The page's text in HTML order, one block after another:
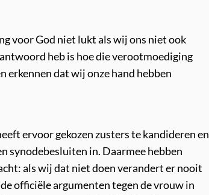
voor God niet lukt als wij ons niet ook
heb is hoe die verootmoediging
erkennen dat wij onze hand hebben
ervoor gekozen zusters te kandideren en
synodebesluiten in. Daarmee hebben
als wij dat niet doen verandert er nooit
officiële argumenten tegen de vrouw in